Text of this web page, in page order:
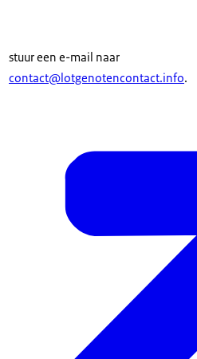
stuur een e-mail naar
contact@lotgenotencontact.info.